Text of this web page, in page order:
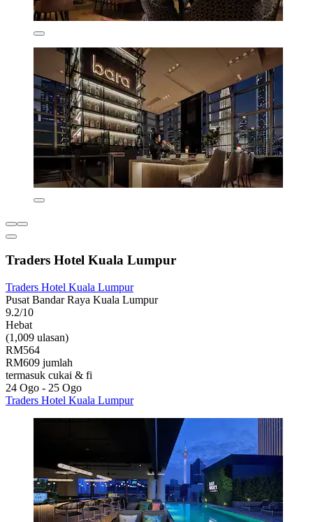
Traders Hotel Kuala Lumpur
Traders Hotel Kuala Lumpur
Pusat Bandar Raya Kuala Lumpur
9.2/10
Hebat
(1,009 ulasan)
RM564
RM609 jumlah
termasuk cukai & fi
24 Ogo - 25 Ogo
Traders Hotel Kuala Lumpur